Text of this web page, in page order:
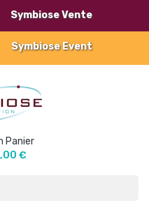
Symbiose Vente
Symbiose Event
Panier
€